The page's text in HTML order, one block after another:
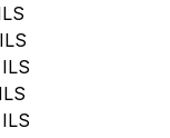
ILS
ILS
ILS
ILS